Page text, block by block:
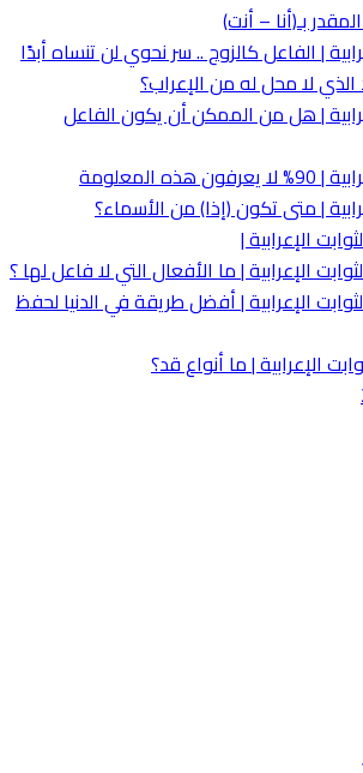
بـ(أنا – أنت)
| الفاعل كالزوج .. سر نحوي لن تنساه أبدًا
الذي لا محل له من الإعراب؟
| هل من الممكن أن يكون الفاعل
المعلومة
| متى تكون (إذا) من الأسماء؟
من الثوابت الإعرابية | أفضل طريقة في الدنيا لحفظ